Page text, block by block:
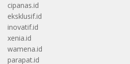
cipanas.id
eksklusif.id
inovatif.id
xenia.id
wamena.id
parapat.id